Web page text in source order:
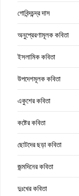
গোবিন্দচন্দ্র দাস
অনুপ্রেরণামূলক কবিতা
ইসলামিক কবিতা
উপদেশমূলক কবিতা
একুশের কবিতা
কষ্টের কবিতা
ছোটদের ছড়া কবিতা
জন্মদিনের কবিতা
দুঃখের কবিতা